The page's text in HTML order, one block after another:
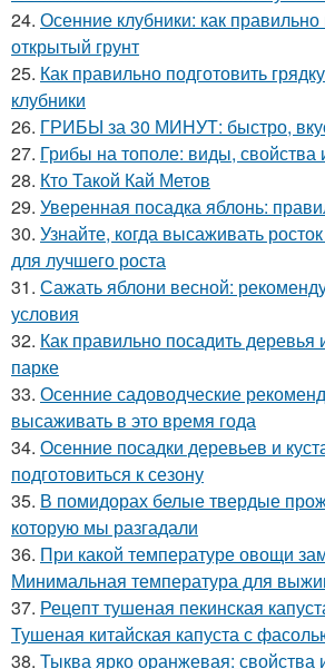
24. Осенние клубники: как правильно
открытый грунт
25. Как правильно подготовить
клубники
26. ГРИБЫ за 30 МИНУТ: быстро,
27. Грибы на тополе: виды, свойства
28. Кто Такой Кай Метов
29. Уверенная посадка яблонь:
30. Узнайте, когда высаживать
для лучшего роста
31. Сажать яблони весной:
условия
32. Как правильно посадить деревья
парке
33. Осенние садоводческие
высаживать в это время года
34. Осенние посадки деревьев и
подготовиться к сезону
35. В помидорах белые твердые
которую мы разгадали
36. При какой температуре овощи
Минимальная температура для
37. Рецепт тушеная пекинская
Тушеная китайская капуста с
38. Тыква ярко оранжевая: свойства